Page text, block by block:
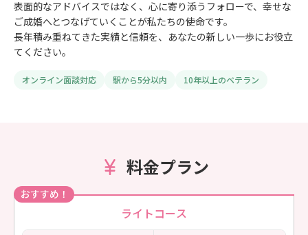
表面的なアドバイスではなく、心に寄り添うフォローで、幸せな
ご成婚へとつなげていくことが私たちの使命です。
長年積み重ねてきた実績と信頼を、あなたの新しい一歩にお役立
てください。
オンライン面談対応 駅から5分以内 10年以上のベテラン
料金プラン
おすすめ！
ライトコース